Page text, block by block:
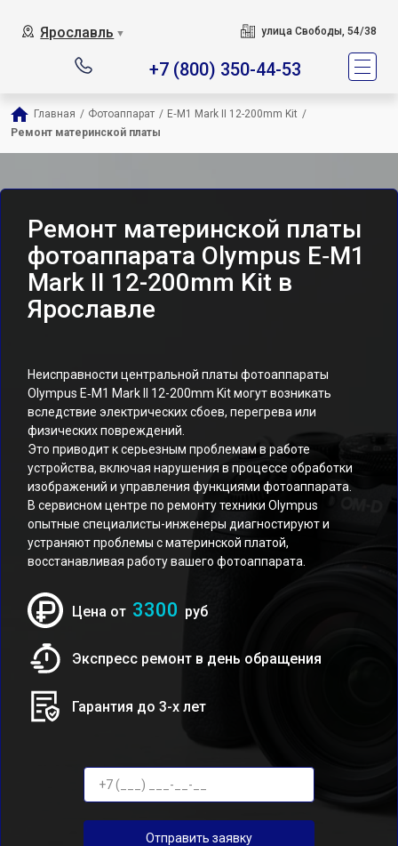
Ярославль ▼ улица Свободы, 54/38
+7 (800) 350-44-53
Главная / Фотоаппарат / E‑M1 Mark II 12-200mm Kit /
Ремонт материнской платы
Ремонт материнской платы
фотоаппарата Olympus E‑M1
Mark II 12-200mm Kit в
Ярославле
Неисправности центральной платы фотоаппараты
Olympus E‑M1 Mark II 12-200mm Kit могут возникать
вследствие электрических сбоев, перегрева или
физических повреждений.
Это приводит к серьезным проблемам в работе
устройства, включая нарушения в процессе обработки
изображений и управления функциями фотоаппарата.
В сервисном центре по ремонту техники Olympus
опытные специалисты-инженеры диагностируют и
устраняют проблемы с материнской платой,
восстанавливая работу вашего фотоаппарата.
Цена от 3300 руб
Экспресс ремонт в день обращения
Гарантия до 3-х лет
Отправить заявку